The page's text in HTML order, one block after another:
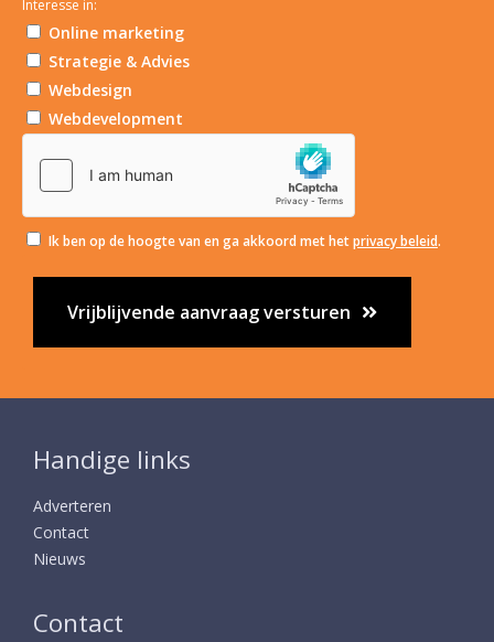
Interesse in:
Online marketing
Strategie & Advies
Webdesign
Webdevelopment
Ik ben op de hoogte van en ga akkoord met hetprivacy beleid.
Vrijblijvende aanvraag versturen
Handige links
Adverteren
Contact
Nieuws
Contact